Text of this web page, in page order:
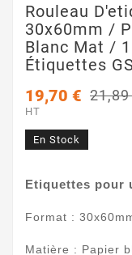
Rouleau
30x60mm /
Blanc Mat /
Étiquettes GS
19,70 €
HT
En Stock
Etiquettes pour
Format :
Matière : Papier